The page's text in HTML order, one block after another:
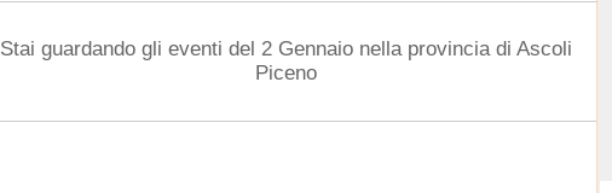
Stai guardando gli eventi del 2 Gennaio nella provincia di Ascoli
Piceno